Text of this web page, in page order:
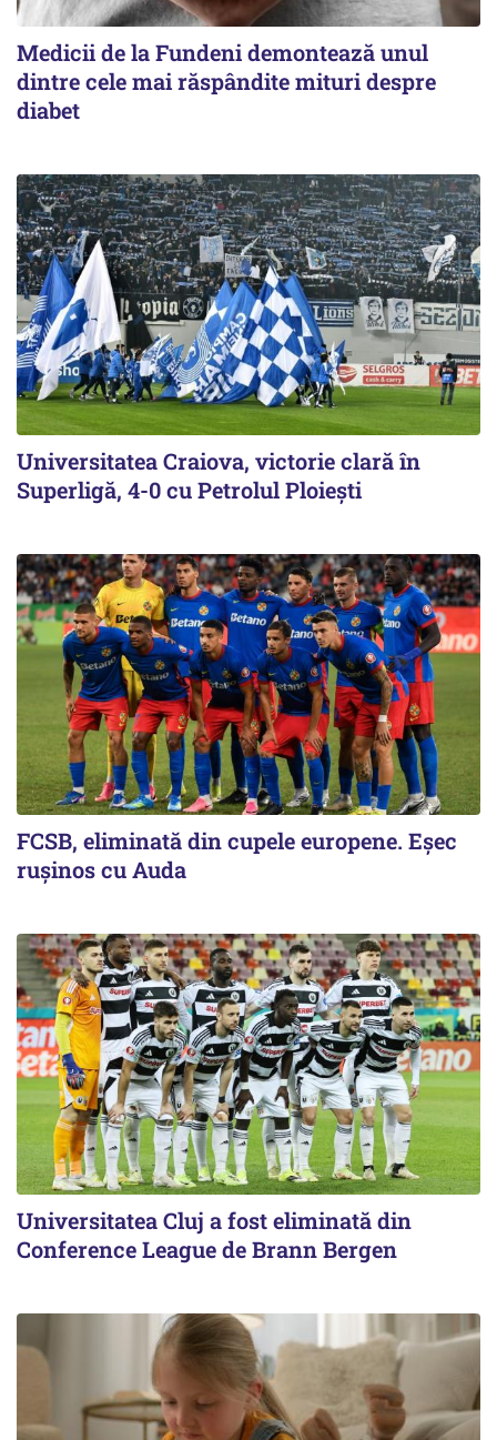
Medicii de la Fundeni demontează unul
dintre cele mai răspândite mituri despre
diabet
Universitatea Craiova, victorie clară în
Superligă, 4-0 cu Petrolul Ploieşti
FCSB, eliminată din cupele europene. Eşec
ruşinos cu Auda
Universitatea Cluj a fost eliminată din
Conference League de Brann Bergen